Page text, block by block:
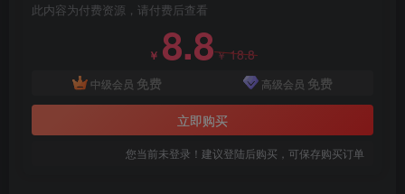
此内容为付费资源，请付费后查看
￥ 8.8￥18.8
中级会员 免费 高级会员 免费
立即购买
您当前未登录！建议登陆后购买，可保存购买订单